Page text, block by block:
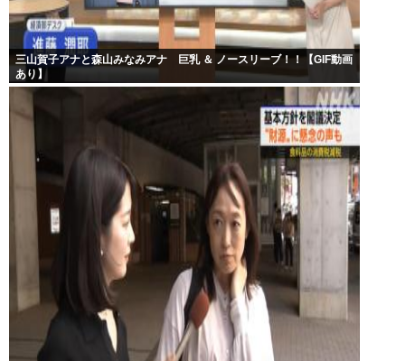
三山賀子アナと森山みなみアナ 巨乳 ＆ ノースリーブ！！【GIF動画
あり】